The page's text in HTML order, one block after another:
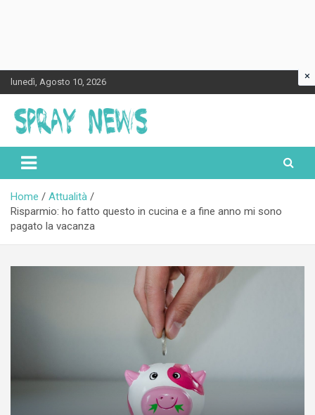
Skip
to
content
lunedì, Agosto 10, 2026
Spraynews.it
Home
Attualità
Risparmio: ho fatto questo in cucina e a fine anno mi sono
pagato la vacanza
×